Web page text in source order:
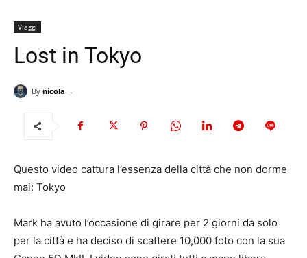
Viaggi
Lost in Tokyo
By nicola -
Questo video cattura l’essenza della città che non dorme
mai: Tokyo
Mark ha avuto l’occasione di girare per 2 giorni da solo
per la città e ha deciso di scattere 10,000 foto con la sua